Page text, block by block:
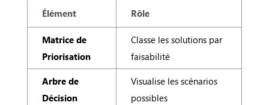
Élément Rôle
Matrice de
Priorisation
Classe les solutions par
faisabilité
Arbre de
Décision
Visualise les scénarios
possibles